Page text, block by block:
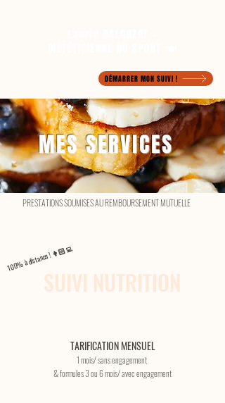
DÉMARRER MON SUIVI !
MES SERVICES
PRESTATIONS SOUMISES AU REMBOURSEMENT MUTUELLE
100% à distance ! 👩🏻‍💻
SUIVI NUTRITION
TARIFICATION MENSUEL
1 mois/ sans engagement
& formules 3 ou6 mois/ avec engagement